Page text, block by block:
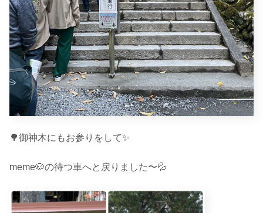
🌳御神木にもお参りをして✨
meme🐶の待つ車へと戻りました〜💦